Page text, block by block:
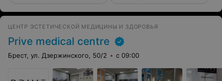
ЦЕНТР ЭСТЕТИЧЕСКОЙ МЕДИЦИНЫ И ЗДОРОВЬЯ
Prive medical centre
Брест, ул. Дзержинского, 50/2 с 09:00